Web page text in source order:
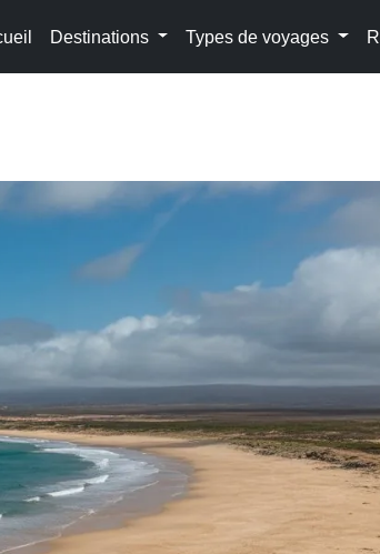
Destinations Types de voyages